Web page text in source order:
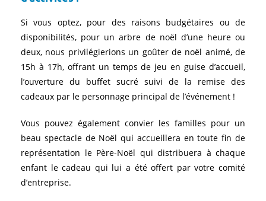
Si vous optez, pour des raisons budgétaires ou de
disponibilités, pour un arbre de noël d’une heure ou
deux, nous privilégierions un goûter de noël animé, de
15h à 17h, offrant un temps de jeu en guise d’accueil,
l’ouverture du buffet sucré suivi de la remise des
cadeaux par le personnage principal de l’événement !
Vous pouvez également convier les familles pour un
beau spectacle de Noël qui accueillera en toute fin de
représentation le Père-Noël qui distribuera à chaque
enfant le cadeau qui lui a été offert par votre comité
d’entreprise.